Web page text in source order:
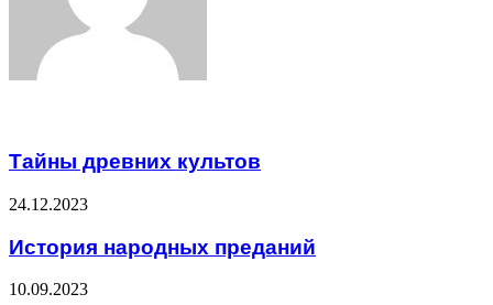
Тайны древних культов
24.12.2023
История народных преданий
10.09.2023